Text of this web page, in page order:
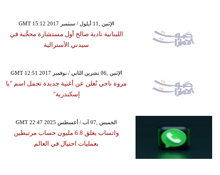
GMT 15:12 2017 الإثنين ,11 أيلول / سبتمبر
اللبنانية نادية صالح أول مستشارة محجَّبة في
سيدني الأسترالية
GMT 12:51 2017 الإثنين ,06 تشرين الثاني / نوفمبر
مروة ناجي تُعلن عن أغنية جديدة تحمل اسم "يا
إسكندرية"
GMT 22:47 2025 الخميس ,07 آب / أغسطس
واتساب يغلق 6.8 مليون حساب مرتبطين
بعمليات احتيال في العالم